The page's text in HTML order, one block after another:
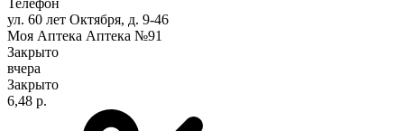
ул. 60 лет Октября, д. 9-46
Моя Аптека Аптека №91
Закрыто
вчера
Закрыто
6,48 р.